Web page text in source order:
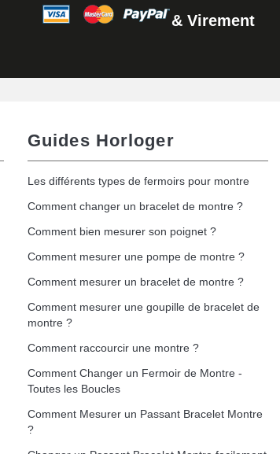
& Virement
Guides Horloger
Les différents types de fermoirs pour montre
Comment changer un bracelet de montre ?
Comment bien mesurer son poignet ?
Comment mesurer une pompe de montre ?
Comment mesurer un bracelet de montre ?
Comment mesurer une goupille de bracelet de
montre ?
Comment raccourcir une montre ?
Comment Changer un Fermoir de Montre -
Toutes les Boucles
Comment Mesurer un Passant Bracelet Montre
?